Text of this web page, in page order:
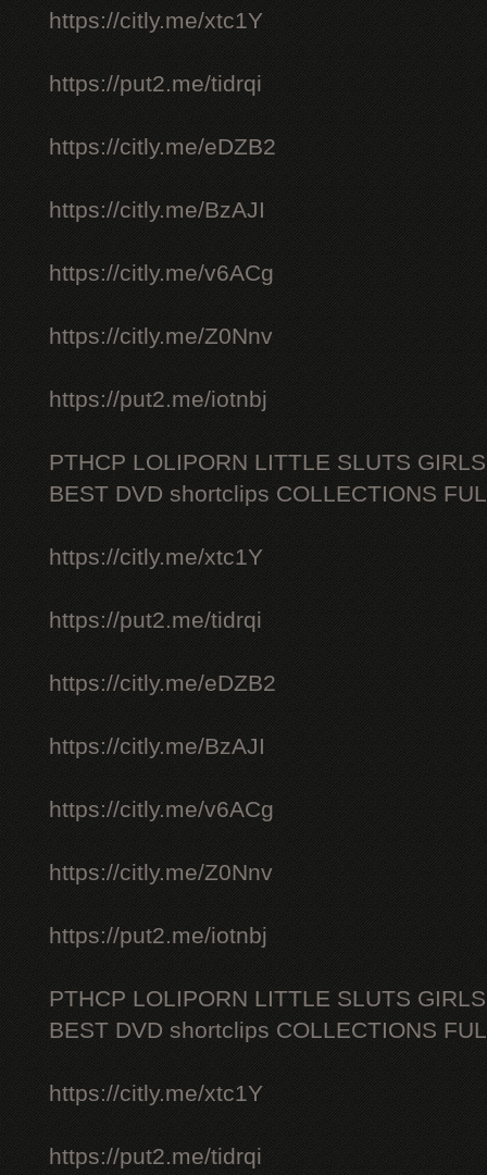
https://citly.me/xtc1Y
https://put2.me/tidrqi
https://citly.me/eDZB2
https://citly.me/BzAJI
https://citly.me/v6ACg
https://citly.me/Z0Nnv
https://put2.me/iotnbj
PTHCP LOLIPORN LITTLE SLUTS
BEST DVD shortclips COLLECTIONS
https://citly.me/xtc1Y
https://put2.me/tidrqi
https://citly.me/eDZB2
https://citly.me/BzAJI
https://citly.me/v6ACg
https://citly.me/Z0Nnv
https://put2.me/iotnbj
PTHCP LOLIPORN LITTLE SLUTS
BEST DVD shortclips COLLECTIONS
https://citly.me/xtc1Y
https://put2.me/tidrqi